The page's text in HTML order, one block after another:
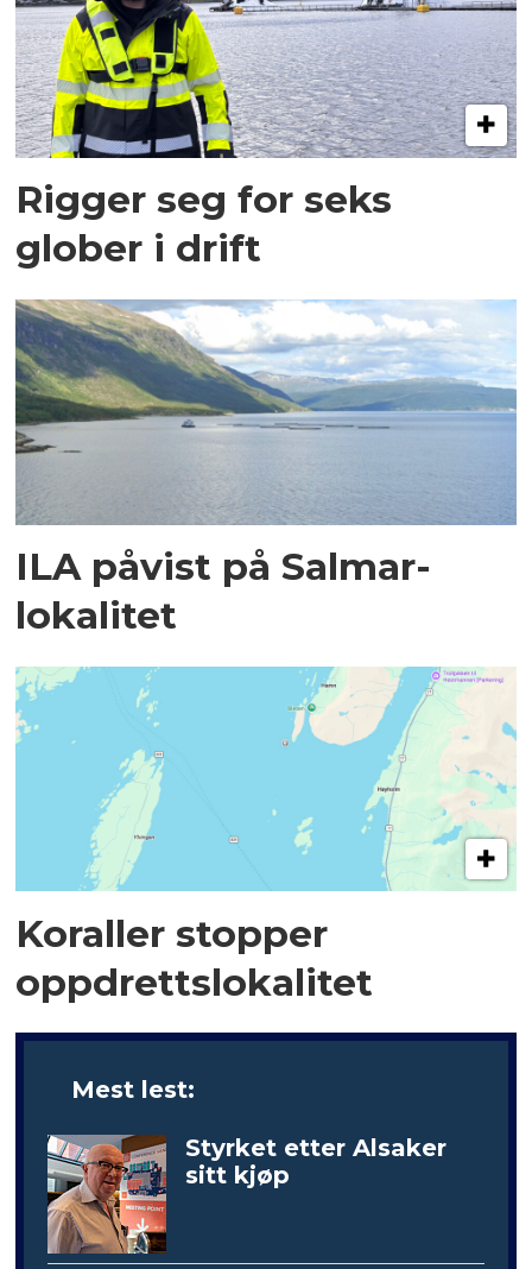
Rigger seg for seks
glober i drift
ILA påvist på Salmar-
lokalitet
Koraller stopper
oppdrettslokalitet
Mest lest:
Styrket etter Alsaker
sitt kjøp